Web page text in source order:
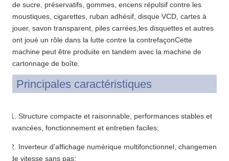
de sucre, préservatifs, gommes, encens répulsif contre les
moustiques, cigarettes, ruban adhésif, disque VCD, cartes à
jouer, savon transparent, piles carrées,les disquettes et autres
ont joué un rôle dans la lutte contre la contrefaçonCette
machine peut être produite en tandem avec la machine de
cartonnage de boîte.
Principales caractéristiques
1. Structure compacte et raisonnable, performances stables et
avancées, fonctionnement et entretien faciles;
2. Inverteur d'affichage numérique multifonctionnel, changement
de vitesse sans pas;